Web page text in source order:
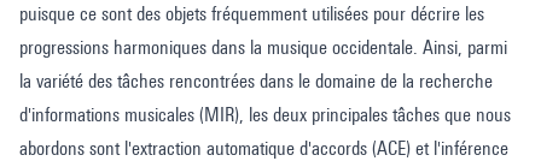
puisque ce sont des objets fréquemment utilisées pour décrire les
progressions harmoniques dans la musique occidentale. Ainsi, parmi
la variété des tâches rencontrées dans le domaine de la recherche
d'informations musicales (MIR), les deux principales tâches que nous
abordons sont l'extraction automatique d'accords (ACE) et l'inférence